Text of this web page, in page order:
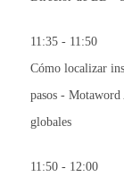
11:35 - 11:50
Cómo localizar
pasos -
globales
11:50 - 12:00